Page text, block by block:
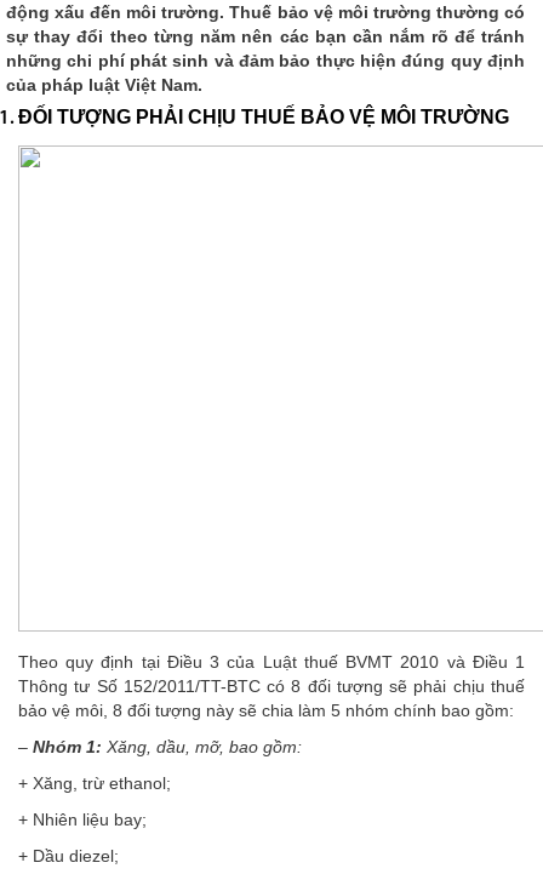
động xấu đến môi trường. Thuế bảo vệ môi trường thường có
sự thay đổi theo từng năm nên các bạn cần nắm rõ để tránh
những chi phí phát sinh và đảm bảo thực hiện đúng quy định
của pháp luật Việt Nam.
ĐỐI TƯỢNG PHẢI CHỊU THUẾ BẢO VỆ MÔI TRƯỜNG
Theo quy định tại Điều 3 của Luật thuế BVMT 2010 và Điều 1
Thông tư Số 152/2011/TT-BTC có 8 đối tượng sẽ phải chịu thuế
bảo vệ môi, 8 đối tượng này sẽ chia làm 5 nhóm chính bao gồm:
– Nhóm 1: Xăng, dầu, mỡ, bao gồm:
+ Xăng, trừ ethanol;
+ Nhiên liệu bay;
+ Dầu diezel;